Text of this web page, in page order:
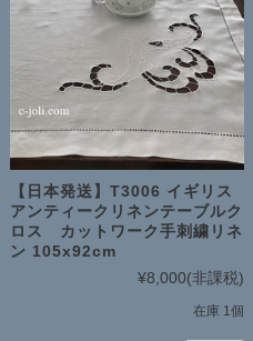
【日本発送】T3006 イギリス
アンティークリネンテーブルク
ロス カットワーク手刺繍リネ
ン 105x92cm
¥8,000(非課税)
在庫 1個